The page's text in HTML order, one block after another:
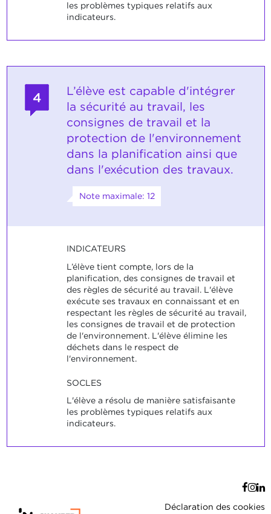
les problèmes typiques relatifs aux
indicateurs.
4
L’élève est capable d'intégrer
la sécurité au travail, les
consignes de travail et la
protection de l'environnement
dans la planification ainsi que
dans l'exécution des travaux.
Note maximale: 12
INDICATEURS
L’élève tient compte, lors de la
planification, des consignes de travail et
des règles de sécurité au travail. L'élève
exécute ses travaux en connaissant et en
respectant les règles de sécurité au travail,
les consignes de travail et de protection
de l'environnement. L'élève élimine les
déchets dans le respect de
l'environnement.
SOCLES
L'élève a résolu de manière satisfaisante
les problèmes typiques relatifs aux
indicateurs.
Déclaration des cookies